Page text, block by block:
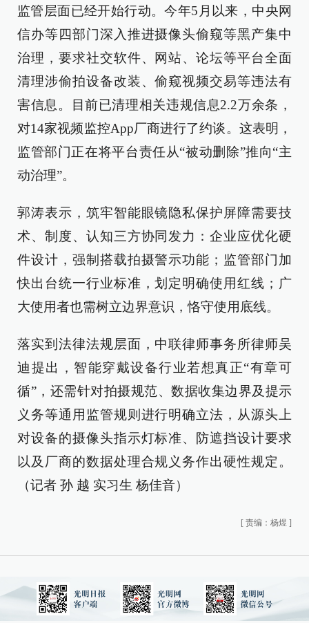
监管层面已经开始行动。今年5月以来，中央网
信办等四部门深入推进摄像头偷窥等黑产集中
治理，要求社交软件、网站、论坛等平台全面
清理涉偷拍设备改装、偷窥视频交易等违法有
害信息。目前已清理相关违规信息2.2万余条，
对14家视频监控App厂商进行了约谈。这表明，
监管部门正在将平台责任从“被动删除”推向“主
动治理”。
郭涛表示，筑牢智能眼镜隐私保护屏障需要技
术、制度、认知三方协同发力：企业应优化硬
件设计，强制搭载拍摄警示功能；监管部门加
快出台统一行业标准，划定明确使用红线；广
大使用者也需树立边界意识，恪守使用底线。
落实到法律法规层面，中联律师事务所律师吴
迪提出，智能穿戴设备行业若想真正“有章可
循”，还需针对拍摄规范、数据收集边界及提示
义务等通用监管规则进行明确立法，从源头上
对设备的摄像头指示灯标准、防遮挡设计要求
以及厂商的数据处理合规义务作出硬性规定。
（记者 孙 越 实习生 杨佳音）
[ 责编：杨煜 ]